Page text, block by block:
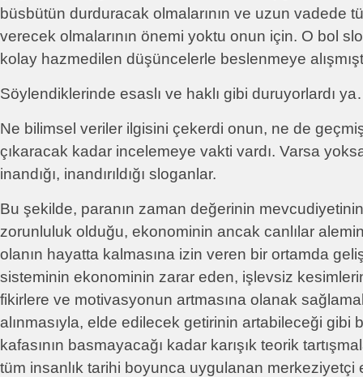
büsbütün durduracak olmalarının ve uzun vadede
verecek olmalarının önemi yoktu onun için. O bol
kolay hazmedilen düşüncelerle beslenmeye
Söylendiklerinde esaslı ve haklı gibi duruyorlardı
Ne bilimsel veriler ilgisini çekerdi onun, ne de
çıkaracak kadar incelemeye vakti vardı. Varsa
inandığı, inandırıldığı sloganlar.
Bu şekilde, paranın zaman değerinin
zorunluluk olduğu, ekonominin ancak canlılar
olanın hayatta kalmasına izin veren bir ortamda
sisteminin ekonominin zarar eden, işlevsiz
fikirlere ve motivasyonun artmasına olanak
alınmasıyla, elde edilecek getirinin artabileceği gibi
kafasının basmayacağı kadar karışık teorik
tüm insanlık tarihi boyunca uygulanan merkeziyetçi